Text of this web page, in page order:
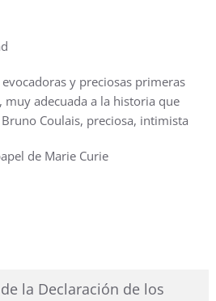
y preciosas primeras
muy adecuada a la historia que
Coulais, preciosa, intimista
de Marie Curie
la Declaración de los